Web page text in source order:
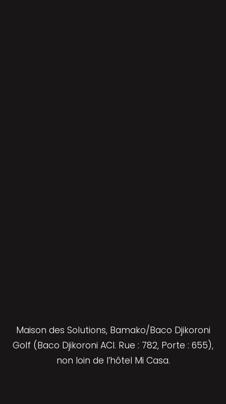
Maison des Solutions, Bamako/Baco Djikoroni
Golf (Baco Djikoroni ACI. Rue : 782, Porte : 655),
non loin de l’hôtel Mi Casa.